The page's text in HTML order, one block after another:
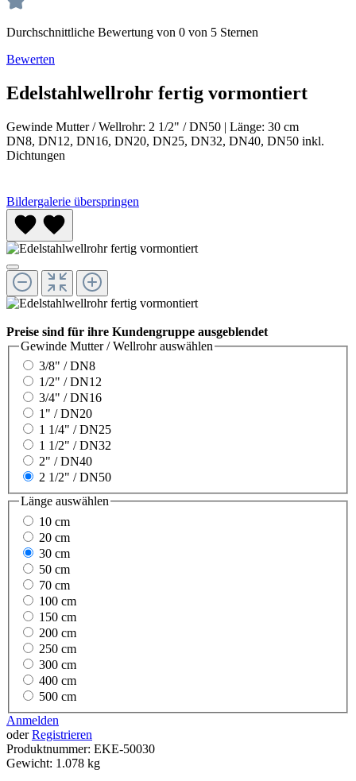
Durchschnittliche Bewertung von 0 von 5 Sternen
Bewerten
Edelstahlwellrohr fertig vormontiert
Gewinde Mutter / Wellrohr: 2 1/2" / DN50 | Länge: 30 cm
DN8, DN12, DN16, DN20, DN25, DN32, DN40, DN50 inkl.
Dichtungen
Bildergalerie überspringen
Preise sind für ihre Kundengruppe ausgeblendet
Gewinde Mutter / Wellrohrauswählen
3/8" / DN8
1/2" / DN12
3/4" / DN16
1" / DN20
1 1/4" / DN25
1 1/2" / DN32
2" / DN40
2 1/2" / DN50
Länge auswählen
10 cm
20 cm
30 cm
50 cm
70 cm
100 cm
150 cm
200 cm
250 cm
300 cm
400 cm
500 cm
Anmelden
oderRegistrieren
Produktnummer: EKE-50030
Gewicht: 1.078 kg